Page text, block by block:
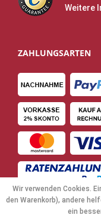
Weitere
ZAHLUNGSARTEN
Wir verwenden Cookies.
den Warenkorb), andere
ein